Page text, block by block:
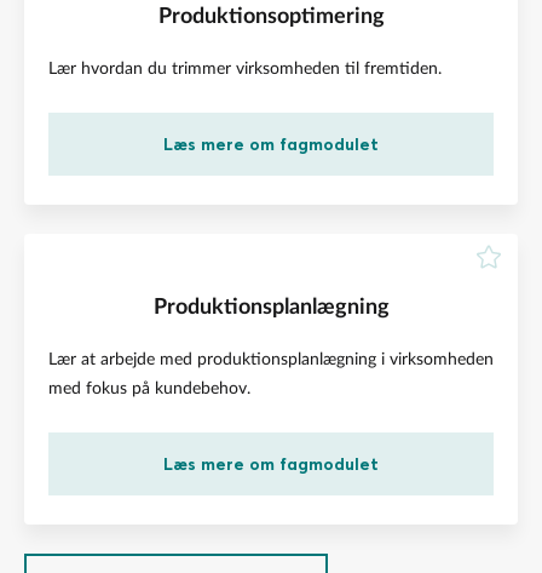
Produktionsoptimering
Lær hvordan du trimmer virksomheden til fremtiden.
Læs mere om fagmodulet
Produktionsplanlægning
Lær at arbejde med produktionsplanlægning i virksomheden
med fokus på kundebehov.
Læs mere om fagmodulet